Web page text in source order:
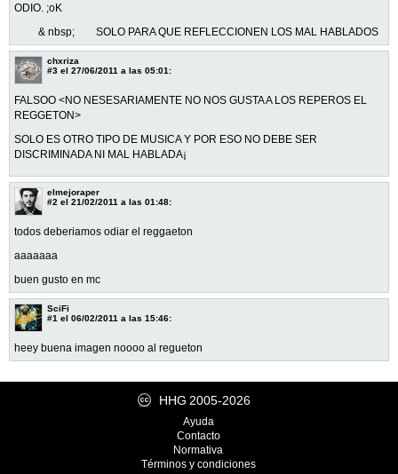
ODIO. ;oK
& nbsp; SOLO PARA QUE REFLECCIONEN LOS MAL HABLADOS
chxriza
#3 el 27/06/2011 a las 05:01:
FALSOO <NO NESESARIAMENTE NO NOS GUSTA A LOS REPEROS EL
REGGETON>
SOLO ES OTRO TIPO DE MUSICA Y POR ESO NO DEBE SER
DISCRIMINADA NI MAL HABLADA¡
elmejoraper
#2 el 21/02/2011 a las 01:48:
todos deberiamos odiar el reggaeton
aaaaaaa
buen gusto en mc
SciFi
#1 el 06/02/2011 a las 15:46:
heey buena imagen noooo al regueton
HHG 2005-2026
Ayuda
Contacto
Normativa
Términos y condiciones